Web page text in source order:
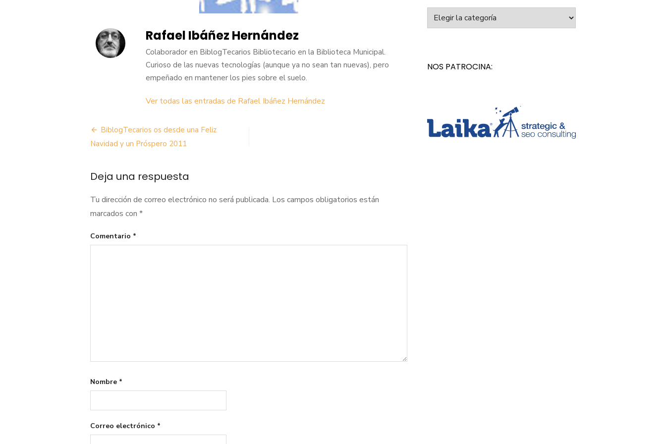
Rafael Ibáñez Hernández
Colaborador en BiblogTecarios Bibliotecario en la Biblioteca Municipal.
Curioso de las nuevas tecnologías (aunque ya no sean tan nuevas), pero
empeñado en mantener los pies sobre el suelo.
Ver todas las entradas de Rafael Ibáñez Hernández
Navegación
de
BiblogTecarios os desde una Feliz
Navidad y un Próspero 2011
Deja una respuesta
Tu dirección de correo electrónico no será publicada. Los campos obligatorios están
marcados con *
Comentario *
Nombre *
Correo electrónico *
NOS PATROCINA: